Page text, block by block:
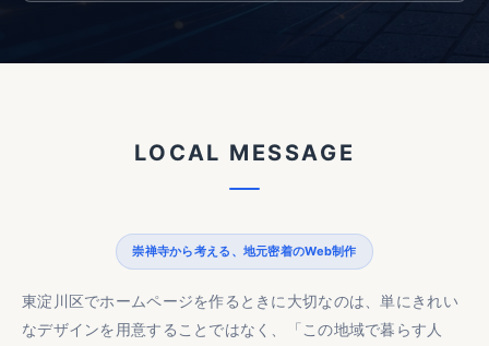
LO CAL M ESSAGE
崇禅寺から考える、地元密着のWeb制作
東淀川区でホームページを作るときに大切なのは、単にきれい
なデザインを用意することではなく、「この地域で暮らす人